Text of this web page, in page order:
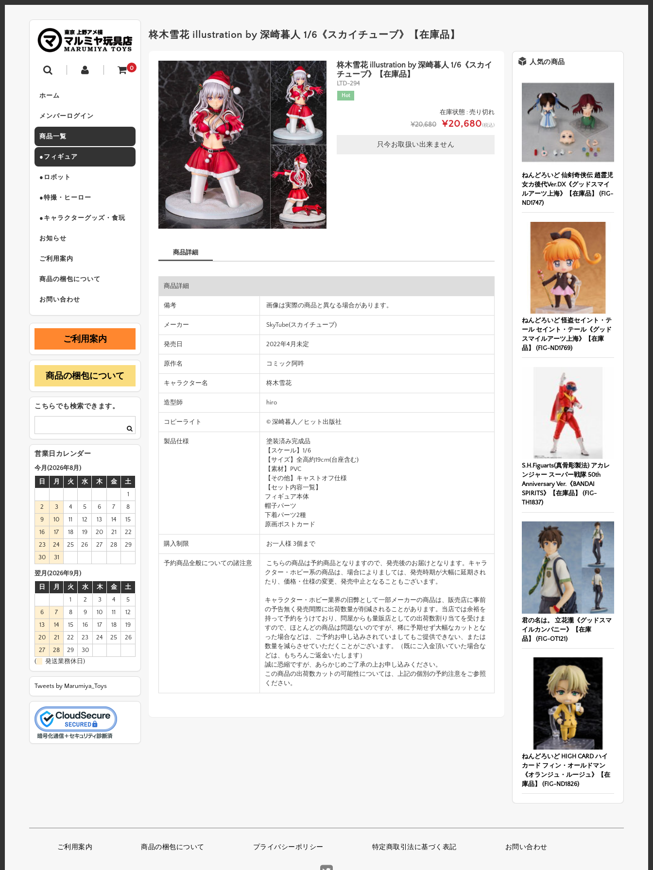
0
ホーム
メンバーログイン
商品一覧
●フィギュア
●ロボット
●特撮・ヒーロー
●キャラクターグッズ・食玩
お知らせ
ご利用案内
商品の梱包について
お問い合わせ
柊木雪花 illustration by 深崎暮人 1/6《スカイチューブ》【在庫品】
柊木雪花 illustration by 深崎暮人 1/6《スカイ
チューブ》【在庫品】
LTD-294
Hot
在庫状態 : 売り切れ
¥20,680 ¥20,680(税込)
只今お取扱い出来ません
商品詳細
商品詳細
備考 画像は実際の商品と異なる場合があります。
メーカー SkyTube(スカイチューブ)
発売日 2022年4月未定
原作名 コミック阿吽
キャラクター名 柊木雪花
造型師 hiro
コピーライト © 深崎暮人／ヒット出版社
製品仕様
塗装済み完成品
【スケール】1/6
【サイズ】全高約19cm(台座含む)
【素材】PVC
【その他】キャストオフ仕様
【セット内容一覧】
フィギュア本体
帽子パーツ
下着パーツ2種
原画ポストカード
購入制限 お一人様 3個まで
予約商品全般についての諸注意
こちらの商品は予約商品となりますので、発売後のお届けとなります。キャラ
クター・ホビー系の商品は、場合によりましては、発売時期が大幅に延期され
たり、価格・仕様の変更、発売中止となることもございます。
キャラクター・ホビー業界の旧弊として一部メーカーの商品は、販売店に事前
の予告無く発売間際に出荷数量が削減されることがあります。当店では余裕を
持って予約をうけており、問屋からも量販店としての出荷数割り当てを受けま
すので、ほとんどの商品は問題ないのですが、稀に予期せず大幅なカットとな
った場合などは、ご予約お申し込みされていましてもご提供できない、または
数量を減らさせていただくことがございます。（既にご入金頂いていた場合な
どは、もちろんご返金いたします）
誠に恐縮ですが、あらかじめご了承の上お申し込みください。
この商品の出荷数カットの可能性については、上記の個別の予約注意をご参照
ください。
人気の商品
ねんどろいど 仙剣奇侠伝 趙霊児
女カ後代Ver.DX《グッドスマイ
ルアーツ上海》【在庫品】 (FIG-
ND1747)
ねんどろいど 怪盗セイント・テ
ール セイント・テール《グッド
スマイルアーツ上海》【在庫
品】 (FIG-ND1769)
S.H.Figuarts(真骨彫製法) アカレ
ンジャー スーパー戦隊 50th
Anniversary Ver.《BANDAI
SPIRITS》【在庫品】 (FIG-
TH1837)
君の名は。 立花瀧《グッドスマ
イルカンパニー》【在庫
品】 (FIG-OT121)
ねんどろいど HIGH CARD ハイ
カード フィン・オールドマン
《オランジュ・ルージュ》【在
庫品】 (FIG-ND1826)
ご利用案内
商品の梱包について
こちらでも検索できます。
営業日カレンダー
今月(2026年8月)
日
月 火 水 木 金
土
1
2
3 4 5 6 7
8
9
10 11 12 13 14
15
16
17 18 19 20 21
22
23
24 25 26 27 28
29
30
31
翌月(2026年9月)
日
月 火 水 木 金
土
1
2 3 4
5
6
7 8 9 10 11
12
13
14 15 16 17 18
19
20
21 22 23 24 25
26
27
28 29
30
(
発送業務休日)
Tweets by Marumiya_Toys
ご利用案内 商品の梱包について プライバシーポリシー 特定商取引法に基づく表記 お問い合わせ